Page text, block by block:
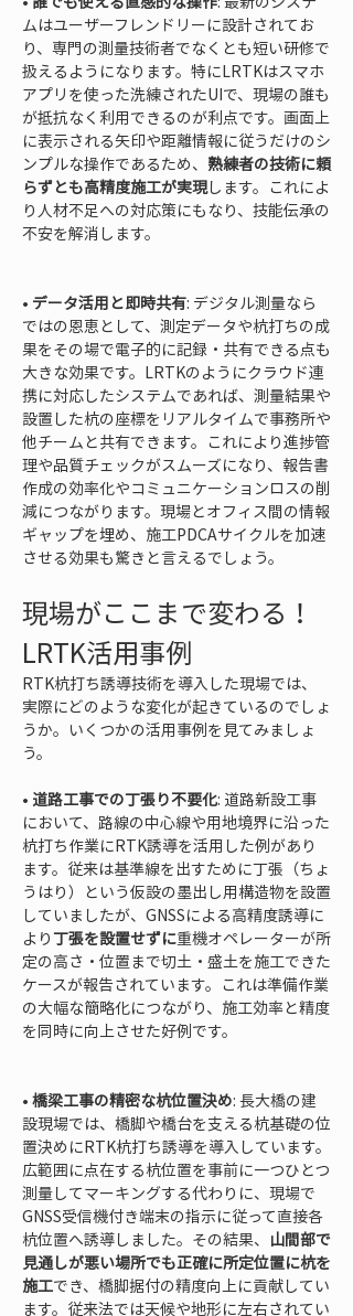
ムはユーザーフレンドリーに設計されてお
り、専門の測量技術者でなくとも短い研修で
扱えるようになります。特にLRTKはスマホ
アプリを使った洗練されたUIで、現場の誰も
が抵抗なく利用できるのが利点です。画面上
に表示される矢印や距離情報に従うだけのシ
ンプルな操作であるため、 熟練者の技術に頼
らずとも高精度施工が実現します。これによ
り人材不足への対応策にもなり、技能伝承の
不安を解消します。
• データ活用と即時共有: デジタル測量なら
ではの恩恵として、測定データや杭打ちの成
果をその場で電子的に記録・共有できる点も
大きな効果です。LRTKのようにクラウド連
携に対応したシステムであれば、測量結果や
設置した杭の座標をリアルタイムで事務所や
他チームと共有できます。これにより進捗管
理や品質チェックがスムーズになり、報告書
作成の効率化やコミュニケーションロスの削
減につながります。現場とオフィス間の情報
ギャップを埋め、施工PDCAサイクルを加速
させる効果も驚きと言えるでしょう。
現場がここまで変わる！
LRTK活用事例
RTK杭打ち誘導技術を導入した現場では、
実際にどのような変化が起きているのでしょ
うか。いくつかの活用事例を見てみましょ
う。
• 道路工事での丁張り不要化: 道路新設工事
において、路線の中心線や用地境界に沿った
杭打ち作業にRTK誘導を活用した例があり
ます。従来は基準線を出すために丁張（ちょ
うはり）という仮設の墨出し用構造物を設置
していましたが、GNSSによる高精度誘導に
より 丁張を設置せずに重機オペレーターが所
定の高さ・位置まで切土・盛土を施工できた
ケースが報告されています。これは準備作業
の大幅な簡略化につながり、施工効率と精度
を同時に向上させた好例です。
• 橋梁工事の精密な杭位置決め: 長大橋の建
設現場では、橋脚や橋台を支える杭基礎の位
置決めにRTK杭打ち誘導を導入しています。
広範囲に点在する杭位置を事前に一つひとつ
測量してマーキングする代わりに、現場で
GNSS受信機付き端末の指示に従って直接各
杭位置へ誘導しました。その結果、 山間部で
見通しが悪い場所でも正確に所定位置に杭を
施工でき、橋脚据付の精度向上に貢献してい
ます。従来法では天候や地形に左右されてい